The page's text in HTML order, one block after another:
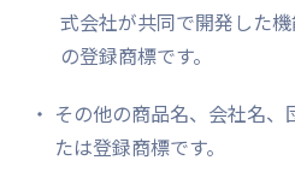
式会社が共同で開発した
の登録商標です。
その他の商品名、会社名、
たは登録商標です。